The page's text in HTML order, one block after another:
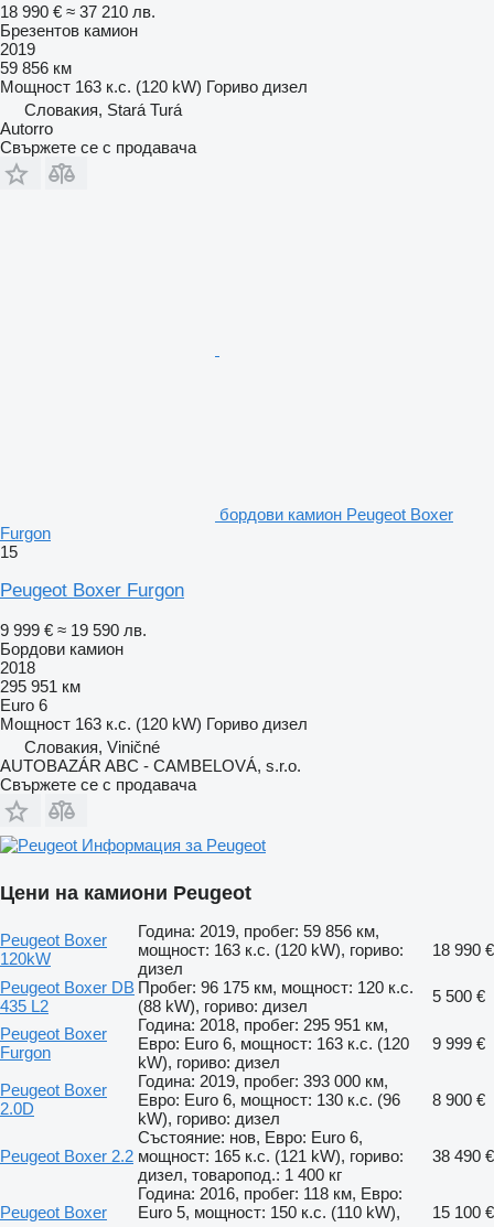
18 990 € ≈ 37 210 лв.
Брезентов камион
2019
59 856 км
Мощност 163 к.с. (120 kW) Гориво дизел
Словакия, Stará Turá
Autorro
Свържете се с продавача
бордови камион Peugeot Boxer
Furgon
15
Peugeot Boxer Furgon
9 999 € ≈ 19 590 лв.
Бордови камион
2018
295 951 км
Euro 6
Мощност 163 к.с. (120 kW) Гориво дизел
Словакия, Viničné
AUTOBAZÁR ABC - CAMBELOVÁ, s.r.o.
Свържете се с продавача
Информация за Peugeot
Цени на камиони Peugeot
Peugeot Boxer
120kW
Година: 2019, пробег: 59 856 км,
мощност: 163 к.с. (120 kW), гориво:
дизел
18 990 €
Peugeot Boxer DB
435 L2
Пробег: 96 175 км, мощност: 120 к.с.
(88 kW), гориво: дизел
5 500 €
Peugeot Boxer
Furgon
Година: 2018, пробег: 295 951 км,
Евро: Euro 6, мощност: 163 к.с. (120
kW), гориво: дизел
9 999 €
Peugeot Boxer
2.0D
Година: 2019, пробег: 393 000 км,
Евро: Euro 6, мощност: 130 к.с. (96
kW), гориво: дизел
8 900 €
Peugeot Boxer 2.2
Състояние: нов, Евро: Euro 6,
мощност: 165 к.с. (121 kW), гориво:
дизел, товаропод.: 1 400 кг
38 490 €
Peugeot Boxer
Година: 2016, пробег: 118 км, Евро:
Euro 5, мощност: 150 к.с. (110 kW),
15 100 €